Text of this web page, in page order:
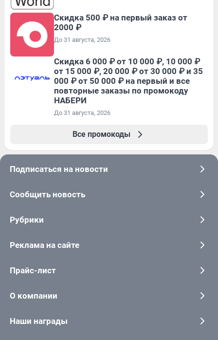
Скидка 500 ₽ на первый заказ от
2000 ₽
До 31 августа, 2026
Скидка 6 000 ₽ от 10 000 ₽, 10 000 ₽
от 15 000 ₽, 20 000 ₽ от 30 000 ₽ и 35
000 ₽ от 50 000 ₽ на первый и все
повторные заказы по промокоду
НАБЕРИ
До 31 августа, 2026
Все промокоды
Подписаться на новости
Сообщить новость
Рубрики
Реклама на сайте
Прайс-лист
О компании
Наши награды